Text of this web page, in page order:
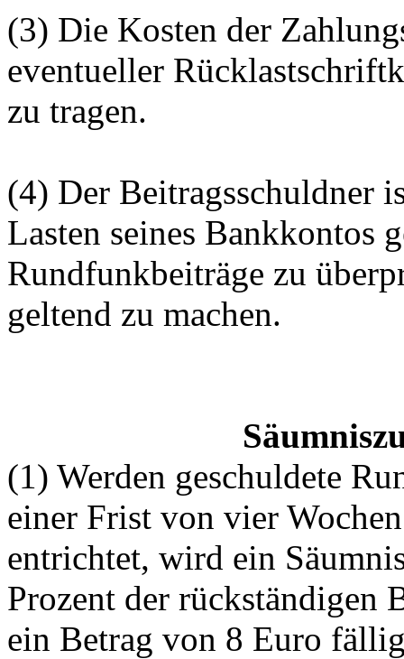
(3) Die Kosten der
eventueller
zu tragen.
(4) Der Beitragsschuldner
Lasten seines Bankkontos
Rundfunkbeiträge zu
geltend zu machen.
(1) Werden geschuldete
einer Frist von vier
entrichtet, wird ein
Prozent der rückständigen
ein Betrag von 8 Euro